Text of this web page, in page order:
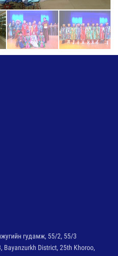
гудамж, 55/2, 55/3
District, 25th Khoroo,